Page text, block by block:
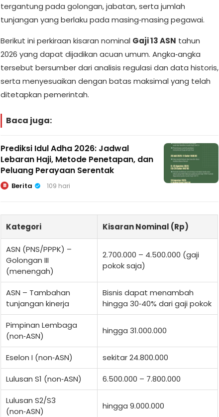
tergantung pada golongan, jabatan, serta jumlah
tunjangan yang berlaku pada masing‑masing pegawai.
Berikut ini perkiraan kisaran nominal Gaji 13 ASN tahun
2026 yang dapat dijadikan acuan umum. Angka‑angka
tersebut bersumber dari analisis regulasi dan data historis,
serta menyesuaikan dengan batas maksimal yang telah
ditetapkan pemerintah.
Baca juga:
Prediksi Idul Adha 2026: Jadwal
Lebaran Haji, Metode Penetapan, dan
Peluang Perayaan Serentak
B Berita 109 hari
Kategori Kisaran Nominal (Rp)
ASN (PNS/PPPK) –
Golongan III
(menengah)
2.700.000 – 4.500.000 (gaji
pokok saja)
ASN – Tambahan
tunjangan kinerja
Bisnis dapat menambah
hingga 30‑40% dari gaji pokok
Pimpinan Lembaga
(non‑ASN)
hingga 31.000.000
Eselon I (non‑ASN) sekitar 24.800.000
Lulusan S1 (non‑ASN) 6.500.000 – 7.800.000
Lulusan S2/S3
(non‑ASN)
hingga 9.000.000